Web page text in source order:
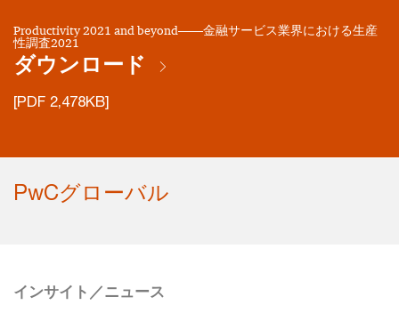
Productivity 2021 and beyond――金融サービス業界における生産
性調査2021
ダウンロード
[PDF 2,478KB]
PwCグローバル
インサイト／ニュース